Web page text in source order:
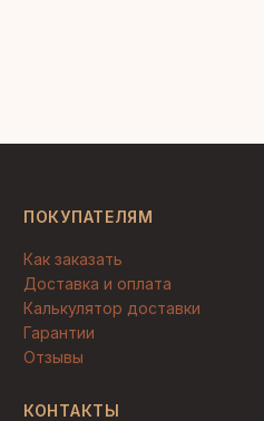
ПОКУПАТЕЛЯМ
Как заказать
Доставка и оплата
Калькулятор доставки
Гарантии
Отзывы
КОНТАКТЫ